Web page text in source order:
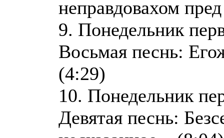
неправдовахом
9. Понедельник
Восьмая песнь:
(4:29)
10. Понедельник
Девятая песнь: